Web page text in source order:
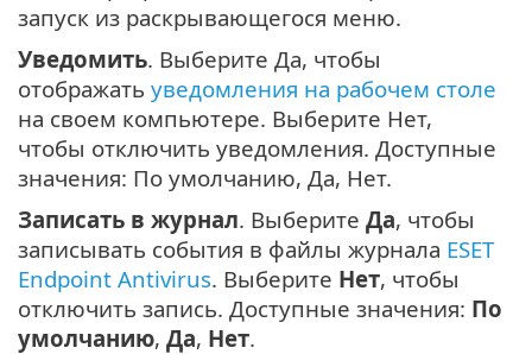
запуск из раскрывающегося меню.
Уведомить. Выберите Да, чтобы
отображать уведомления на рабочем столе
на своем компьютере. Выберите Нет,
чтобы отключить уведомления. Доступные
значения: По умолчанию, Да, Нет.
Записать в журнал. Выберите Да, чтобы
записывать события в файлы журнала ESET
Endpoint Antivirus. Выберите Нет, чтобы
отключить запись. Доступные значения: По
умолчанию, Да, Нет.